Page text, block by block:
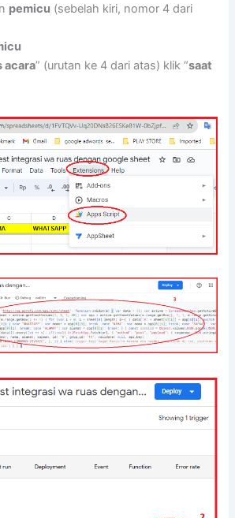
pemicu (sebelah kiri, nomor 4 dari
acara” (urutan ke 4 dari atas) klik “saat